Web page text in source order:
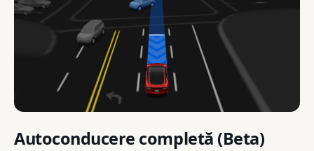
Autoconducere completă (Beta)